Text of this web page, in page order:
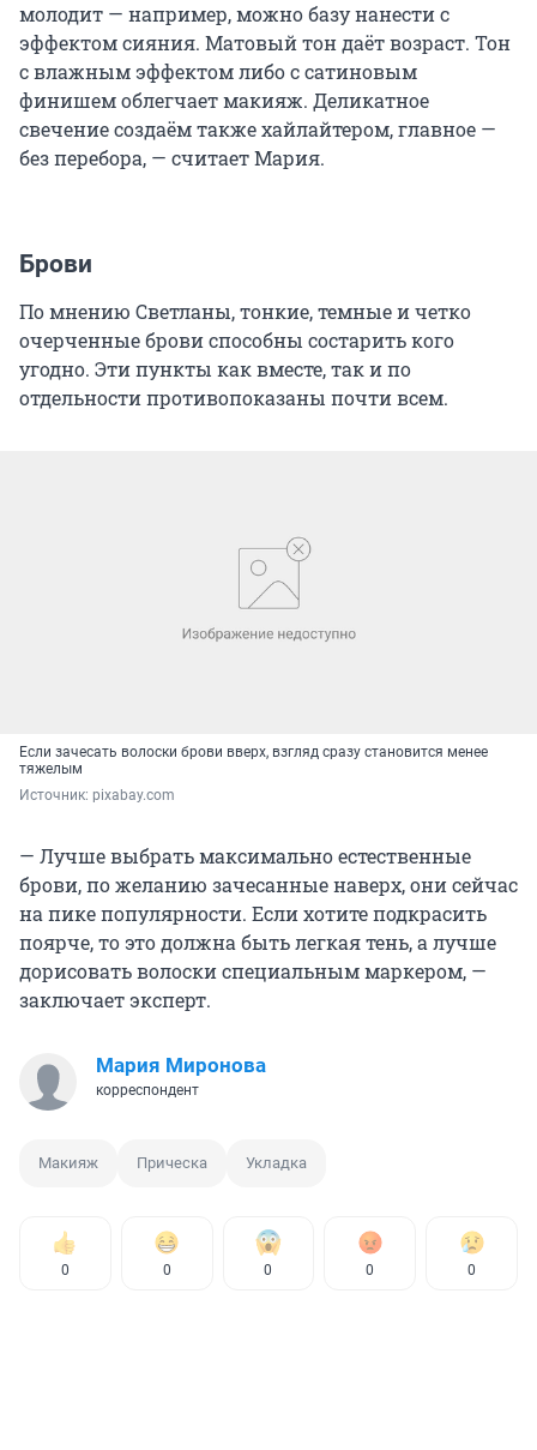
молодит — например, можно базу нанести с
эффектом сияния. Матовый тон даёт возраст. Тон
с влажным эффектом либо с сатиновым
финишем облегчает макияж. Деликатное
свечение создаём также хайлайтером, главное —
без перебора, — считает Мария.
Брови
По мнению Светланы, тонкие, темные и четко
очерченные брови способны состарить кого
угодно. Эти пункты как вместе, так и по
отдельности противопоказаны почти всем.
Если зачесать волоски брови вверх, взгляд сразу становится менее
тяжелым
Источник: pixabay.com
— Лучше выбрать максимально естественные
брови, по желанию зачесанные наверх, они сейчас
на пике популярности. Если хотите подкрасить
поярче, то это должна быть легкая тень, а лучше
дорисовать волоски специальным маркером, —
заключает эксперт.
Мария Миронова
корреспондент
Макияж Прическа Укладка
0 0 0 0 0